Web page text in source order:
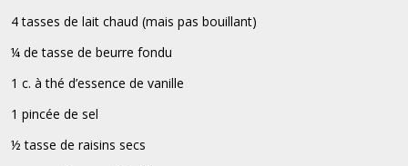
4 tasses de lait chaud (mais pas bouillant)
¼ de tasse de beurre fondu
1 c. à thé d’essence de vanille
1 pincée de sel
½ tasse de raisins secs